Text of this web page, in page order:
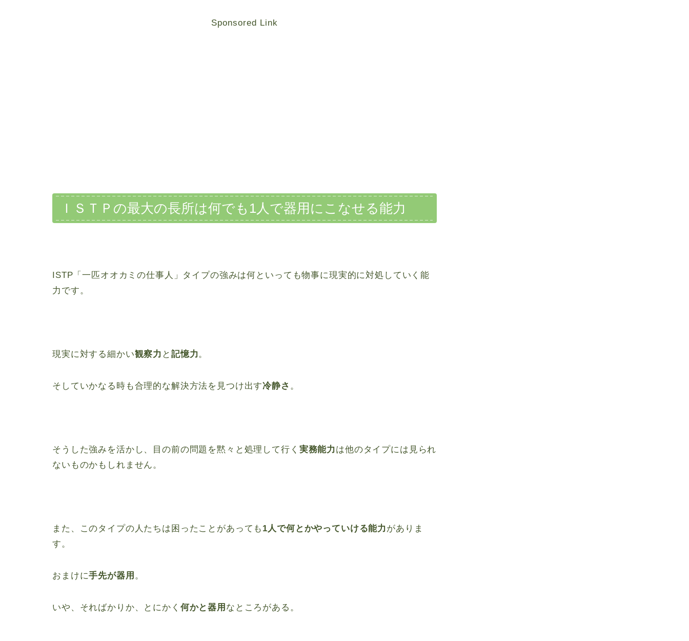
Sponsored Link
ＩＳＴＰの最大の長所は何でも1人で器用にこなせる能力
ISTP「一匹オオカミの仕事人」タイプの強みは何といっても物事に現実的に対処していく能
力です。
現実に対する細かい観察力 と 記憶力。
そしていかなる時も合理的な解決方法を見つけ出す冷静さ 。
そうした強みを活かし、目の前の問題を黙々と処理して行く 実務能力 は他のタイプには見られ
ないものかもしれません。
また、このタイプの人たちは困ったことがあっても 1人で何とかやっていける能力 がありま
す。
おまけに手先が器用 。
いや、そればかりか、とにかく 何かと器用 なところがある。